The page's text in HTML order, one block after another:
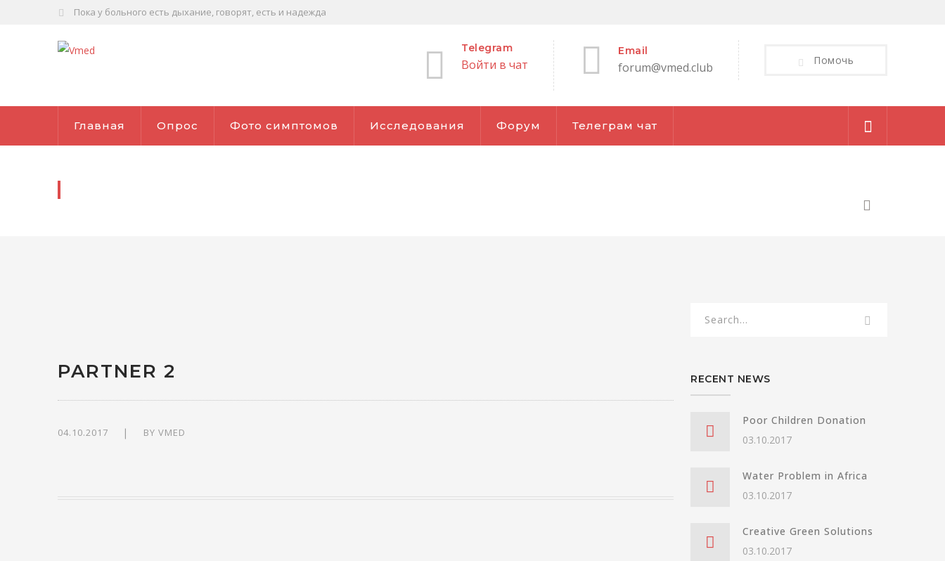
Пока у больного есть дыхание, говорят, есть и надежда
Помочь
Telegram
Войти в чат
Email
forum@vmed.club
Главная Опрос Фото симптомов Исследования Форум Телеграм чат
PARTNER 2
04.10.2017 BY VMED
RECENT NEWS
Poor Children Donation
03.10.2017
Water Problem in Africa
03.10.2017
Creative Green Solutions
03.10.2017